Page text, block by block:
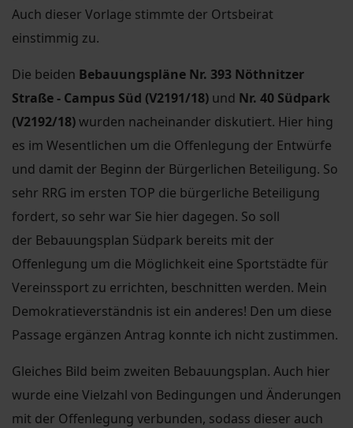
Auch dieser Vorlage stimmte der Ortsbeirat
einstimmig zu.
Die beiden Bebauungspläne Nr. 393 Nöthnitzer
Straße - Campus Süd (V2191/18) und Nr. 40 Südpark
(V2192/18)wurden nacheinander diskutiert. Hier hing
es im Wesentlichen um die Offenlegung der Entwürfe
und damit der Beginn der Bürgerlichen Beteiligung. So
sehr RRG im ersten TOP die bürgerliche Beteiligung
fordert, so sehr war Sie hier dagegen. So soll
der Bebauungsplan Südpark bereits mit der
Offenlegung um die Möglichkeit eine Sportstädte für
Vereinssport zu errichten, beschnitten werden. Mein
Demokratieverständnis ist ein anderes! Den um diese
Passage ergänzen Antrag konnte ich nicht zustimmen.
Gleiches Bild beim zweiten Bebauungsplan. Auch hier
wurde eine Vielzahl von Bedingungen und Änderungen
mit der Offenlegung verbunden, sodass dieser auch